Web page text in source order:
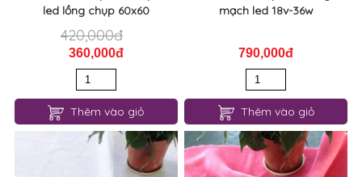
led lồng chụp 60x60
420,000đ
360,000đ
Thêm vào giỏ
mạch led 18v-36w
790,000đ
Thêm vào giỏ